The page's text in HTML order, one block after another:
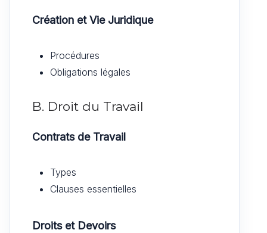
Création et Vie Juridique
Procédures
Obligations légales
B. Droit du Travail
Contrats de Travail
Types
Clauses essentielles
Droits et Devoirs